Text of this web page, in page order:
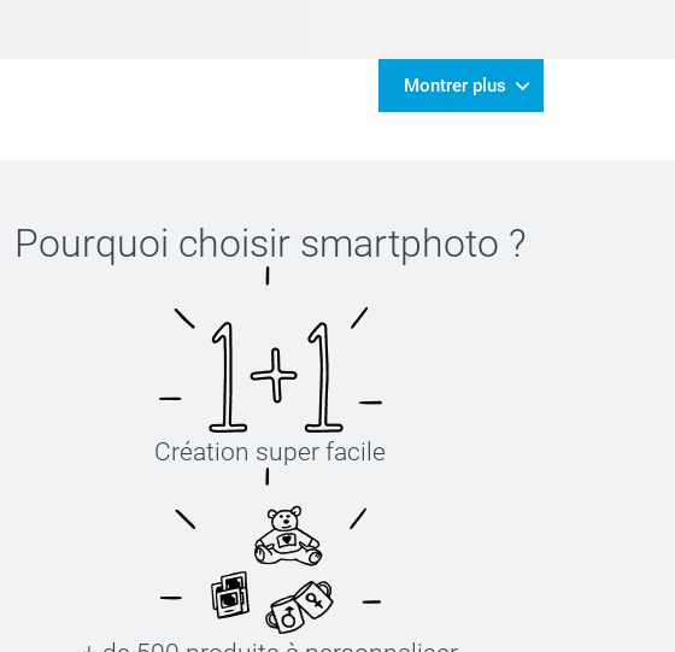
Montrer plus
Pourquoi choisir smartphoto ?
Création super facile